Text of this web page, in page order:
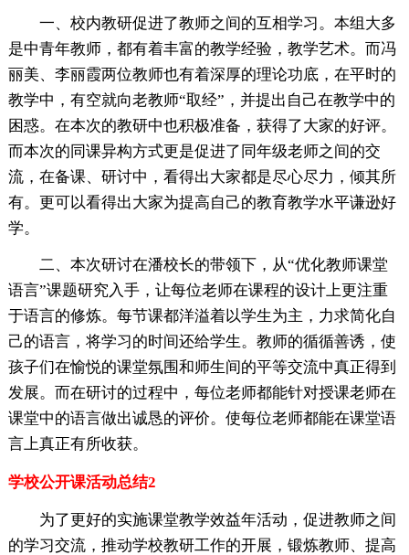
一、校内教研促进了教师之间的互相学习。本组大多
是中青年教师，都有着丰富的教学经验，教学艺术。而冯
丽美、李丽霞两位教师也有着深厚的理论功底，在平时的
教学中，有空就向老教师“取经”，并提出自己在教学中的
困惑。在本次的教研中也积极准备，获得了大家的好评。
而本次的同课异构方式更是促进了同年级老师之间的交
流，在备课、研讨中，看得出大家都是尽心尽力，倾其所
有。更可以看得出大家为提高自己的教育教学水平谦逊好
学。
二、本次研讨在潘校长的带领下，从“优化教师课堂
语言”课题研究入手，让每位老师在课程的设计上更注重
于语言的修炼。每节课都洋溢着以学生为主，力求简化自
己的语言，将学习的时间还给学生。教师的循循善诱，使
孩子们在愉悦的课堂氛围和师生间的平等交流中真正得到
发展。而在研讨的过程中，每位老师都能针对授课老师在
课堂中的语言做出诚恳的评价。使每位老师都能在课堂语
言上真正有所收获。
学校公开课活动总结2
为了更好的实施课堂教学效益年活动，促进教师之间
的学习交流，推动学校教研工作的开展，锻炼教师、提高